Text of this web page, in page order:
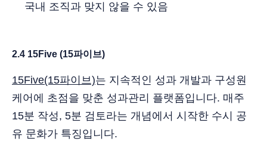
국내 조직과 맞지 않을 수 있음
2.4 15Five (15파이브)
15Five(15파이브)는 지속적인 성과 개발과 구성원
케어에 초점을 맞춘 성과관리 플랫폼입니다. 매주
15분 작성, 5분 검토라는 개념에서 시작한 수시 공
유 문화가 특징입니다.